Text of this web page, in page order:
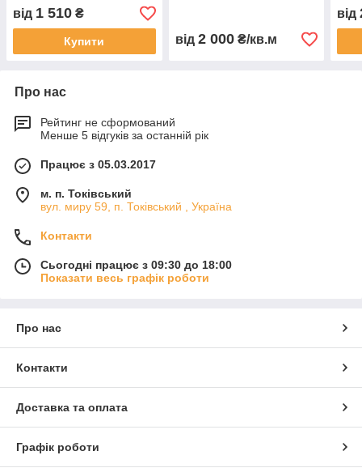
від 1 510 ₴
Купити від 2 000₴/кв.м
від
Про нас
Рейтинг не сформований
Менше 5 відгуків за останній рік
Працює з 05.03.2017
м. п. Токівський
вул. миру 59, п. Токівський , Україна
Контакти
Сьогодні працює з 09:30 до 18:00
Показати весь графік роботи
Про нас
Контакти
Доставка та оплата
Графік роботи